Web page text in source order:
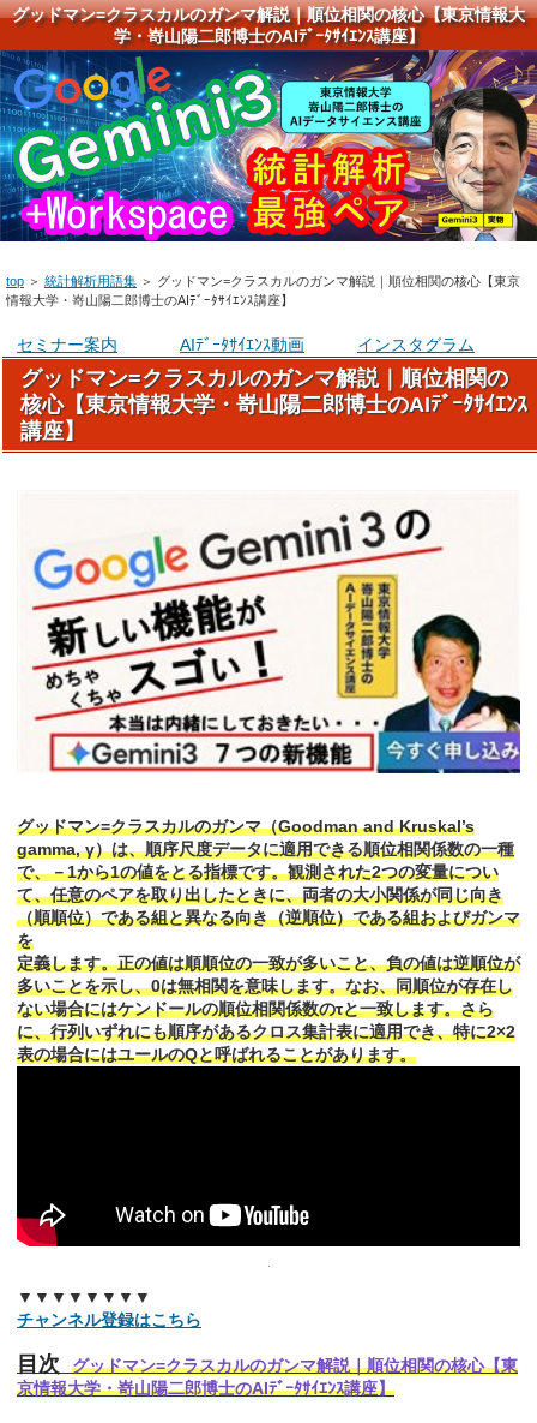
グッドマン=クラスカルのガンマ解説｜順位相関の核心【東京情報大
学・嵜山陽二郎博士のAIﾃﾞｰﾀｻｲｴﾝｽ講座】
top ＞ 統計解析用語集 ＞ グッドマン=クラスカルのガンマ解説｜順位相関の核心【東京
情報大学・嵜山陽二郎博士のAIﾃﾞｰﾀｻｲｴﾝｽ講座】
セミナー案内 AIﾃﾞｰﾀｻｲｴﾝｽ動画 インスタグラム
グッドマン=クラスカルのガンマ解説｜順位相関の
核心【東京情報大学・嵜山陽二郎博士のAIﾃﾞｰﾀｻｲｴﾝｽ
講座】
グッドマン=クラスカルのガンマ（Goodman and Kruskal’s
gamma, γ）は、順序尺度データに適用できる順位相関係数の一種
で、－1から1の値をとる指標です。観測された2つの変量につい
て、任意のペアを取り出したときに、両者の大小関係が同じ向き
（順順位）である組と異なる向き（逆順位）である組およびガンマ
を
定義します。正の値は順順位の一致が多いこと、負の値は逆順位が
多いことを示し、0は無相関を意味します。なお、同順位が存在し
ない場合にはケンドールの順位相関係数のτと一致します。さら
に、行列いずれにも順序があるクロス集計表に適用でき、特に2×2
表の場合にはユールのQと呼ばれることがあります。
▼▼▼▼▼▼▼▼
チャンネル登録はこちら
目次
グッドマン=クラスカルのガンマ解説｜順位相関の核心【東
京情報大学・嵜山陽二郎博士のAIﾃﾞｰﾀｻｲｴﾝｽ講座】